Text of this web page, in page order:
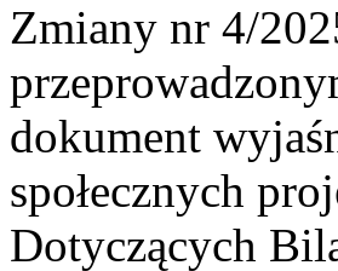
Zmiany nr 4/
dokument
społecznych
Dotyczących